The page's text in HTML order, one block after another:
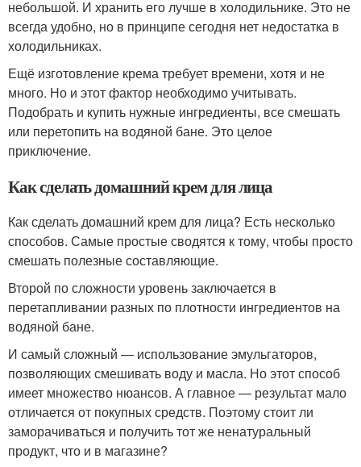
небольшой. И хранить его лучше в холодильнике. Это не
всегда удобно, но в принципе сегодня нет недостатка в
холодильниках.
Ещё изготовление крема требует времени, хотя и не
много. Но и этот фактор необходимо учитывать.
Подобрать и купить нужные ингредиенты, все смешать
или перетопить на водяной бане. Это целое
приключение.
Как сделать домашний крем для лица
Как сделать домашний крем для лица? Есть несколько
способов. Самые простые сводятся к тому, чтобы просто
смешать полезные составляющие.
Второй по сложности уровень заключается в
перетапливании разных по плотности ингредиентов на
водяной бане.
И самый сложный — использование эмульгаторов,
позволяющих смешивать воду и масла. Но этот способ
имеет множество нюансов. А главное — результат мало
отличается от покупных средств. Поэтому стоит ли
заморачиваться и получить тот же ненатуральный
продукт, что и в магазине?